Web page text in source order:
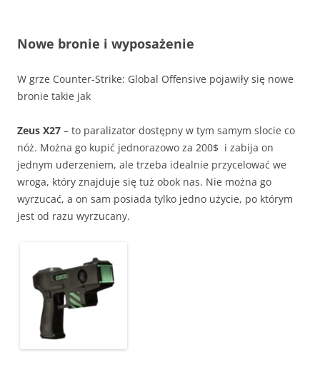
Nowe bronie i wyposażenie
W grze Counter-Strike: Global Offensive pojawiły się nowe
bronie takie jak
Zeus X27 – to paralizator dostępny w tym samym slocie co
nóż. Można go kupić jednorazowo za 200$ i zabija on
jednym uderzeniem, ale trzeba idealnie przycelować we
wroga, który znajduje się tuż obok nas. Nie można go
wyrzucać, a on sam posiada tylko jedno użycie, po którym
jest od razu wyrzucany.